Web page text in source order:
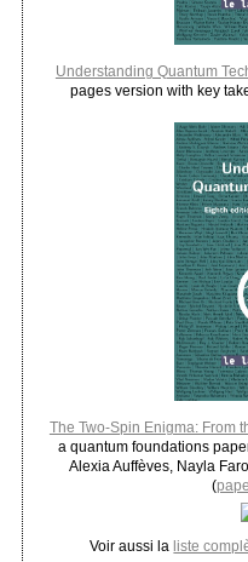
Understanding Quantum
pages version with key
The Two-Spin Enigma: From
a quantum foundations
Alexia Auffèves, Nayla
(
Voir aussi la liste